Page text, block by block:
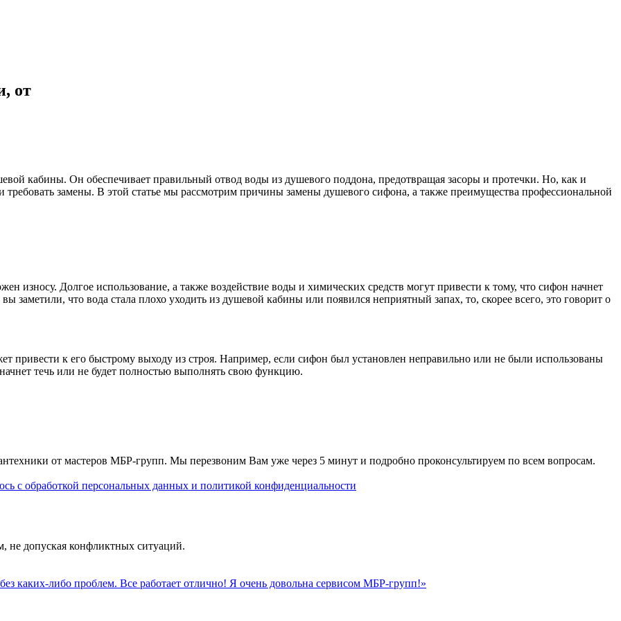
от
кабины. Он обеспечивает правильный отвод воды из душевого поддона, предотвращая засоры и протечки. Но, как и
требовать замены. В этой статье мы рассмотрим причины замены душевого сифона, а также преимущества профессиональной
износу. Долгое использование, а также воздействие воды и химических средств могут привести к тому, что сифон начнет
что вода стала плохо уходить из душевой кабины или появился неприятный запах, то, скорее всего, это говорит о
привести к его быстрому выходу из строя. Например, если сифон был установлен неправильно или не были использованы
течь или не будет полностью выполнять свою функцию.
от мастеров МБР-групп. Мы перезвоним Вам уже через 5 минут и подробно проконсультируем по всем вопросам.
с обработкой персональных данных и политикой конфиденциальности
не допуская конфликтных ситуаций.
каких-либо проблем. Все работает отлично! Я очень довольна сервисом МБР-групп!»